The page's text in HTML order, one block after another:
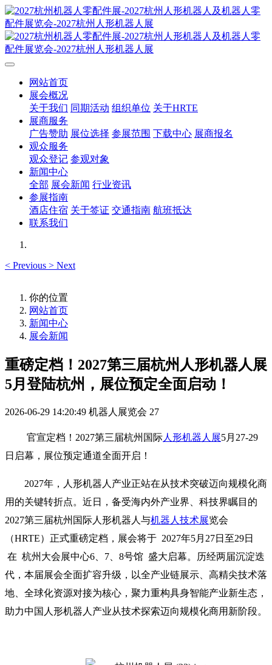
网站首页
展会概况
关于我们 同期活动 组织单位 关于HRTE
展商服务
广告赞助 展位选择 参展范围 下载中心 展商报名
观众服务
观众登记 参观对象
新闻中心
全部 展会新闻 行业资讯
参展指南
酒店住宿 关于签证 交通指南 航班抵达
联系我们
< Previous > Next
你的位置
网站首页
新闻中心
展会新闻
重磅定档！2027第三届杭州人形机器人展
5月登陆杭州，展位预定全面启动！
2026-06-29 14:20:49 机器人展览会 27
官宣定档！2027第三届杭州国际人形机器人展5月27-29
日启幕，展位预定通道全面开启！
2027年，人形机器人产业正站在从技术突破迈向规模化商
用的关键转折点。近日，备受海内外产业界、科技界瞩目的
2027第三届杭州国际人形机器人与机器人技术展览会
（HRTE）正式重磅定档，展会将于 2027年5月27日至29日
在 杭州大会展中心6、7、8号馆 盛大启幕。历经两届沉淀迭
代，本届展会全面扩容升级，以全产业链展示、高精尖技术落
地、全球化资源对接为核心，聚力重构具身智能产业新生态，
助力中国人形机器人产业从技术探索迈向规模化商用新阶段。